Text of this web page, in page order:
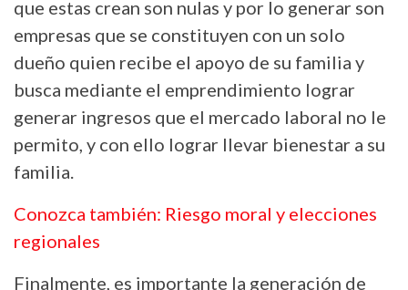
que estas crean son nulas y por lo generar son
empresas que se constituyen con un solo
dueño quien recibe el apoyo de su familia y
busca mediante el emprendimiento lograr
generar ingresos que el mercado laboral no le
permito, y con ello lograr llevar bienestar a su
familia.
Conozca también: Riesgo moral y elecciones
regionales
Finalmente, es importante la generación de